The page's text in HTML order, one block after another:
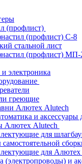
(профлист)
(профлист) С-8
стальной лист
(профлист) МП-
электроника
греющие
Алютех Alutech
и
Алютех Alutech
для
для
(электропроводы) и